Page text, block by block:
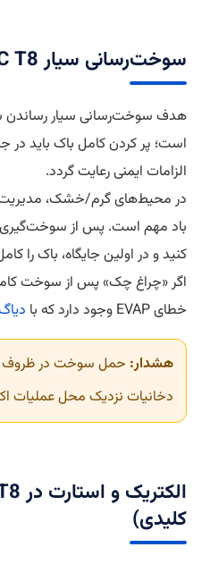
سوخت‌رسانی سیار KMC T8 (ایمنی و اجرا)
هدف سوخت‌رسانی سیار رساندن
است؛ پر کردن کامل باک باید در
الزامات ایمنی رعایت گردد.
در محیط‌های گرم/خشک، مدیریت
باد مهم است. پس از سوخت‌گیری،
کنید و در اولین جایگاه، باک را
اگر «چراغ چک» پس از سوخت
خطای EVAP وجود دارد که با
هشدار: حمل سوخت در ظروف
دخانیات نزدیک محل عملیات
کلیدی)